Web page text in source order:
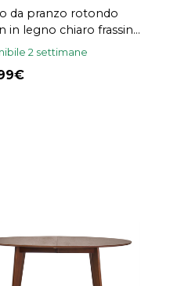
da pranzo rotondo
in legno chiaro frassino
WALFORD
2 settimane